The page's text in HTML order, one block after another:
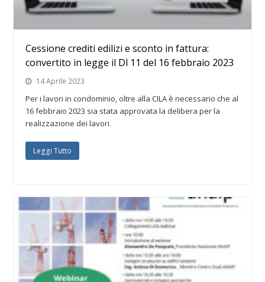
Cessione crediti edilizi e sconto in fattura:
convertito in legge il Dl 11 del 16 febbraio 2023
14 Aprile 2023
Per i lavori in condominio, oltre alla CILA è necessario che al
16 febbraio 2023 sia stata approvata la delibera per la
realizzazione dei lavori.
Leggi Tutto